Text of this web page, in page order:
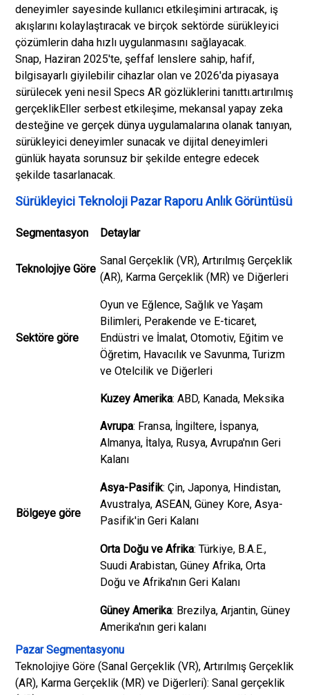
deneyimler sayesinde kullanıcı etkileşimini artıracak, iş
akışlarını kolaylaştıracak ve birçok sektörde sürükleyici
çözümlerin daha hızlı uygulanmasını sağlayacak.
Snap, Haziran 2025'te, şeffaf lenslere sahip, hafif,
bilgisayarlı giyilebilir cihazlar olan ve 2026'da piyasaya
sürülecek yeni nesil Specs AR gözlüklerini tanıttı.artırılmış
gerçeklikEller serbest etkileşime, mekansal yapay zeka
desteğine ve gerçek dünya uygulamalarına olanak tanıyan,
sürükleyici deneyimler sunacak ve dijital deneyimleri
günlük hayata sorunsuz bir şekilde entegre edecek
şekilde tasarlanacak.
Sürükleyici Teknoloji Pazar Raporu Anlık Görüntüsü
Segmentasyon Detaylar
Teknolojiye Göre
Sanal Gerçeklik (VR), Artırılmış Gerçeklik
(AR), Karma Gerçeklik (MR) ve Diğerleri
Sektöre göre
Oyun ve Eğlence, Sağlık ve Yaşam
Bilimleri, Perakende ve E-ticaret,
Endüstri ve İmalat, Otomotiv, Eğitim ve
Öğretim, Havacılık ve Savunma, Turizm
ve Otelcilik ve Diğerleri
Bölgeye göre
Kuzey Amerika: ABD, Kanada, Meksika
Avrupa: Fransa, İngiltere, İspanya,
Almanya, İtalya, Rusya, Avrupa'nın Geri
Kalanı
Asya-Pasifik: Çin, Japonya, Hindistan,
Avustralya, ASEAN, Güney Kore, Asya-
Pasifik'in Geri Kalanı
Orta Doğu ve Afrika: Türkiye, B.A.E.,
Suudi Arabistan, Güney Afrika, Orta
Doğu ve Afrika'nın Geri Kalanı
Güney Amerika: Brezilya, Arjantin, Güney
Amerika'nın geri kalanı
Pazar Segmentasyonu
Teknolojiye Göre (Sanal Gerçeklik (VR), Artırılmış Gerçeklik
(AR), Karma Gerçeklik (MR) ve Diğerleri): Sanal gerçeklik